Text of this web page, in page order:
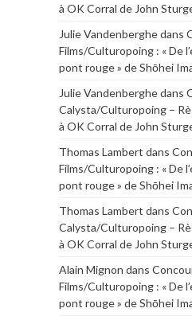
à OK Corral de John
Julie Vandenberghedans
Films/Culturopoing : « De
pont rouge » de Shōhei
Julie Vandenberghedans
Calysta/Culturopoing –
à OK Corral de John
Thomas Lambert dans
Films/Culturopoing : « De
pont rouge » de Shōhei
Thomas Lambert dans
Calysta/Culturopoing –
à OK Corral de John
Alain Mignon dans
Films/Culturopoing : « De
pont rouge » de Shōhei